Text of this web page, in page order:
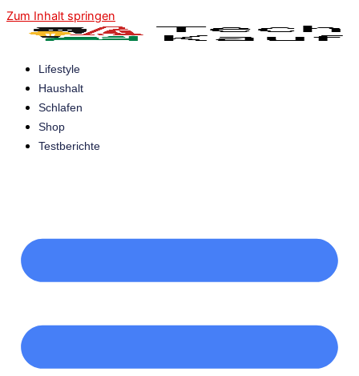
Zum Inhalt springen
Lifestyle
Haushalt
Schlafen
Shop
Testberichte